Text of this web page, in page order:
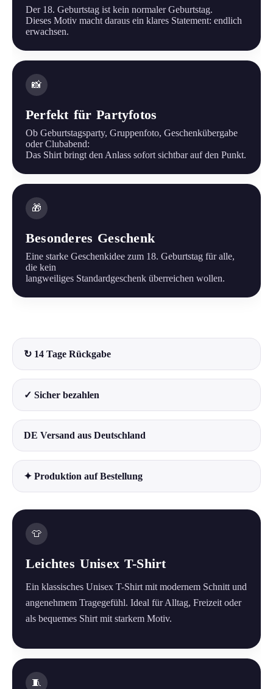
Der 18. Geburtstag ist kein normaler Geburtstag.
Dieses Motiv macht daraus ein klares Statement: endlich
erwachsen.
📸
Perfekt für Partyfotos
Ob Geburtstagsparty, Gruppenfoto, Geschenkübergabe
oder Clubabend:
Das Shirt bringt den Anlass sofort sichtbar auf den Punkt.
🎁
Besonderes Geschenk
Eine starke Geschenkidee zum 18. Geburtstag für alle,
die kein
langweiliges Standardgeschenk überreichen wollen.
↻ 14 Tage Rückgabe
✓ Sicher bezahlen
DE Versand aus Deutschland
✦ Produktion auf Bestellung
👕
Leichtes Unisex T-Shirt
Ein klassisches Unisex T-Shirt mit modernem Schnitt und
angenehmem Tragegefühl. Ideal für Alltag, Freizeit oder
als bequemes Shirt mit starkem Motiv.
🧵